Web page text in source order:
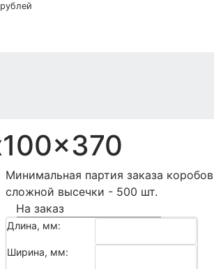
Минимальная партия заказа коробов
сложной высечки - 500 шт.
На заказ
Тип картона:
Длина, мм:
Ширина, мм: